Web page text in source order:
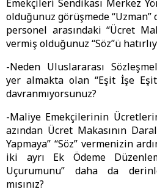
Emekçileri Sendikası Merkez
olduğunuz görüşmede
personel arasındaki “Ücret
vermiş olduğunuz “Söz”ü
-Neden Uluslararası
yer almakta olan “Eşit İşe
davranmıyorsunuz?
-Maliye Emekçilerinin
azından Ücret Makasının
Yapmaya” “Söz” vermenizin
iki ayrı Ek Ödeme
Uçurumunu” daha da
mısınız?